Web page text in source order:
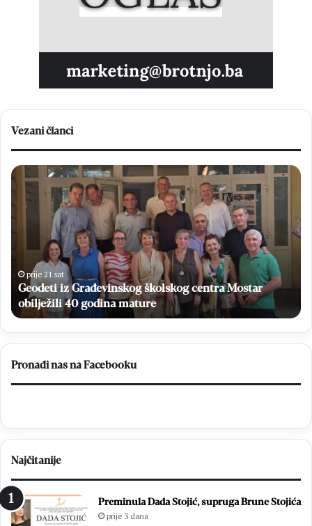
Vezani članci
Geodeti
iz
Građevinskog
školskog
centra
obilježili
40
godina
mature
prije 21 sat
Geodeti iz Građevinskog školskog centra Mostar
obilježili 40 godina mature
Pronađi nas na Facebooku
Najčitanije
Preminula Dada Stojić, supruga Brune Stojića
prije 3 dana